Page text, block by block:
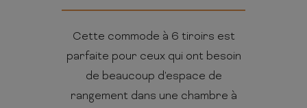
Cette commode à 6 tiroirs est
parfaite pour ceux qui ont besoin
de beaucoup d'espace de
rangement dans une chambre à